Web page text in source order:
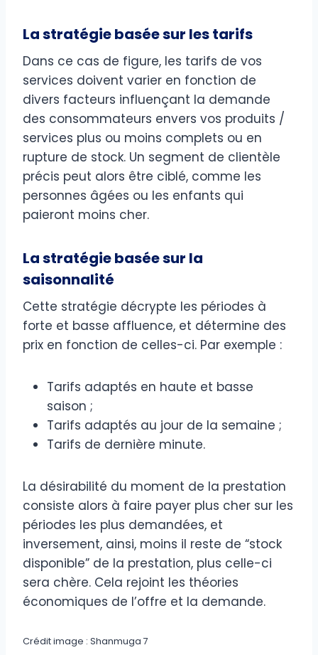
La stratégie basée sur les tarifs
Dans ce cas de figure, les tarifs de vos
services doivent varier en fonction de
divers facteurs influençant la demande
des consommateurs envers vos produits /
services plus ou moins complets ou en
rupture de stock. Un segment de clientèle
précis peut alors être ciblé, comme les
personnes âgées ou les enfants qui
paieront moins cher.
La stratégie basée sur la
saisonnalité
Cette stratégie décrypte les périodes à
forte et basse affluence, et détermine des
prix en fonction de celles-ci. Par exemple :
Tarifs adaptés en haute et basse
saison ;
Tarifs adaptés au jour de la semaine ;
Tarifs de dernière minute.
La désirabilité du moment de la prestation
consiste alors à faire payer plus cher sur les
périodes les plus demandées, et
inversement, ainsi, moins il reste de “stock
disponible” de la prestation, plus celle-ci
sera chère. Cela rejoint les théories
économiques de l’offre et la demande.
Crédit image : Shanmuga 7